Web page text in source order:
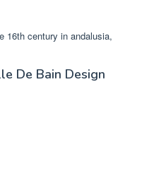
16th century in andalusia,
De Bain Design